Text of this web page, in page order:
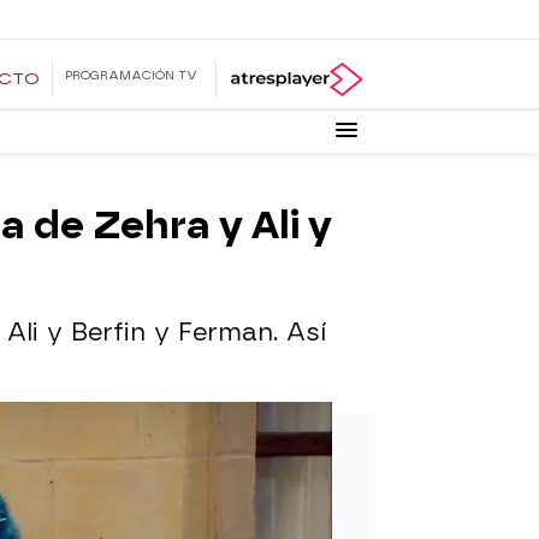
PROGRAMACIÓN TV
de Zehra y Ali y
y Berfin y Ferman. Así